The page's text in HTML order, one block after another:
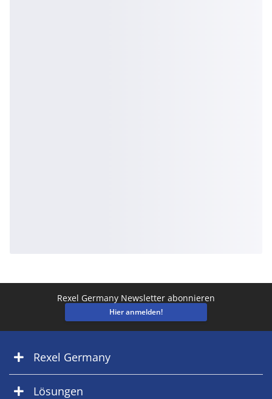
Rexel Germany Newsletter abonnieren
Hier anmelden!
Rexel Germany
Lösungen